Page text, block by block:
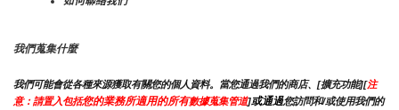
我們蒐集什麼
我們可能會從各種來源獲取有關您的個人資料。當您通過我們的商店、[擴充功能][注
意：請置入包括您的業務所適用的所有數據蒐集管道]或通過您訪問和/或使用我們的